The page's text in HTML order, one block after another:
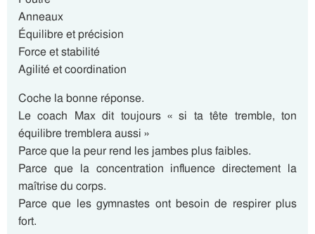
Anneaux
Équilibre et précision
Force et stabilité
Agilité et coordination
Coche la bonne réponse.
Le coach Max dit toujours « si ta tête tremble, ton
équilibre tremblera aussi »
Parce que la peur rend les jambes plus faibles.
Parce que la concentration influence directement la
maîtrise du corps.
Parce que les gymnastes ont besoin de respirer plus
fort.